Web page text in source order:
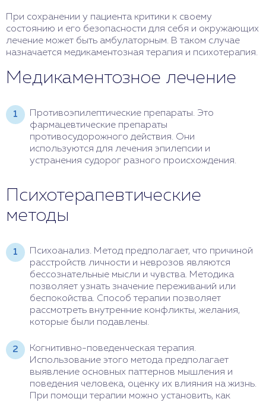
При сохранении у пациента критики к своему
состоянию и его безопасности для себя и окружающих
лечение может быть амбулаторным. В таком случае
назначается медикаментозная терапия и психотерапия.
Медикаментозное лечение
Противоэпилептические препараты. Это
фармацевтические препараты
противосудорожного действия. Они
используются для лечения эпилепсии и
устранения судорог разного происхождения.
Психотерапевтические
методы
Психоанализ. Метод предполагает, что причиной
расстройств личности и неврозов являются
бессознательные мысли и чувства. Методика
позволяет узнать значение переживаний или
беспокойства. Способ терапии позволяет
рассмотреть внутренние конфликты, желания,
которые были подавлены.
Когнитивно-поведенческая терапия.
Использование этого метода предполагает
выявление основных паттернов мышления и
поведения человека, оценку их влияния на жизнь.
При помощи терапии можно установить, как